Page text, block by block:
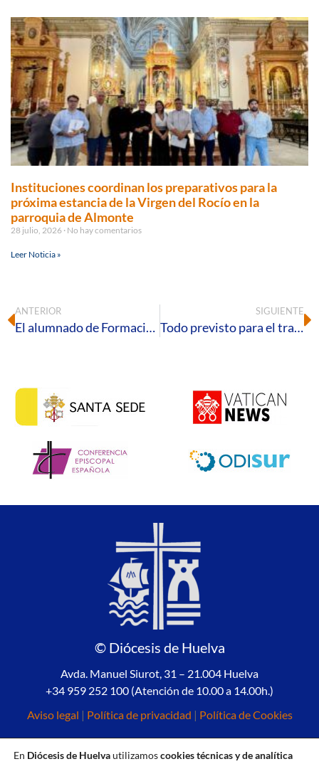
Instituciones coordinan los preparativos para la
próxima estancia de la Virgen del Rocío en la
parroquia de Almonte
28 julio, 2026 No hay comentarios
Leer Noticia »
ANTERIOR
El alumnado de Formación Profesional del Colegio Diocesano comienza sus prácticas en Italia a través del programa Erasmus +
SIGUIENTE
Todo previsto para el traslado más esperado
© Diócesis de Huelva
Avda. Manuel Siurot, 31 – 21.004 Huelva
+34 959 252 100 (Atención de 10.00 a 14.00h.)
Aviso legal | Política de privacidad | Política de Cookies
En Diócesis de Huelvautilizamoscookies técnicas y de analítica